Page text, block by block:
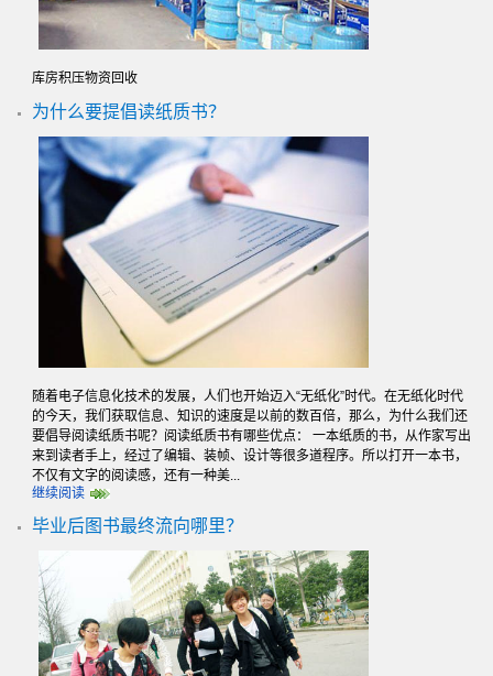
库房积压物资回收
为什么要提倡读纸质书？
随着电子信息化技术的发展，人们也开始迈入“无纸化”时代。在无纸化时代
的今天，我们获取信息、知识的速度是以前的数百倍，那么，为什么我们还
要倡导阅读纸质书呢？阅读纸质书有哪些优点： 一本纸质的书，从作家写出
来到读者手上，经过了编辑、装帧、设计等很多道程序。所以打开一本书，
不仅有文字的阅读感，还有一种美...
继续阅读
毕业后图书最终流向哪里？